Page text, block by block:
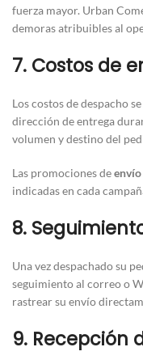
fuerza mayor. Urban
demoras atribuibles al
7. Costos de
Los costos de despacho
dirección de entrega
volumen y destino del
Las promociones de
indicadas en cada
8.
Una vez despachado su
seguimiento al correo o
rastrear su envío
9. Recepción